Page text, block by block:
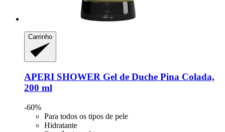
Carrinho
APERI SHOWER Gel de Duche Pina Colada,
200 ml
-60%
Para todos os tipos de pele
Hidratante